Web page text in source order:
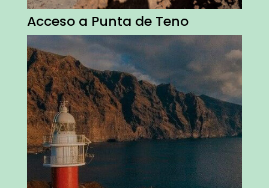
Acceso a Punta de Teno